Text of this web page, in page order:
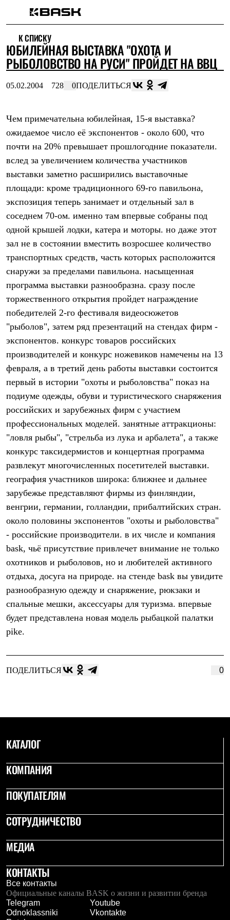
Интернет-магазин
Мужская одежда
Утепленная пухом
Куртки
Жилеты
Куртки
Штормовая одежда
Куртки
Софтшелл одежда
Куртки
Брюки
Флисовая одежда
Куртки
Брюки
Жилеты
Термобелье
Теплое термобелье
Легкое термобелье
Лёгкая одежда
Футболки
Рубашки
Толстовки
Брюки
Шорты
Женская одежда
Утепленная пухом
Брюки
Жилеты
Утепленная синтетикой
Куртки
Брюки
Штормовая одежда
Куртки
Софтшелл одежда
Куртки
Брюки
Лёгкая одежда
Рубашки
Футболки
Брюки
Термобелье
Среднее термобелье
Легкое термобелье
Флисовая одежда
Куртки
Брюки
Детская одежда
Утепленная пухом
Комбинезоны
Куртки
Брюки
Утепленная синтетикой
Комбинезоны
Брюки
Футболки
Брюки
Жилеты
Термобелье
Снаряжение
Палатки и тенты
Тенты
Аксессуары для палаток
Рюкзаки
Экспедиционные
Альпинистские
Городские
Аксессуары для рюкзаков
Спальные мешки
Пуховые
Комбинированные
К СПИСКУ
ЮБИЛЕЙНАЯ ВЫСТАВКА "ОХОТА И
РЫБОЛОВСТВО НА РУСИ" ПРОЙДЕТ НА ВВЦ
05.02.2004 728 0ПОДЕЛИТЬСЯ
Чем примечательна юбилейная, 15-я выставка?
ожидаемое число её экспонентов - около 600, что
почти на 20% превышает прошлогодние показатели.
вслед за увеличением количества участников
выставки заметно расширились выставочные
площади: кроме традиционного 69-го павильона,
экспозиция теперь занимает и отдельный зал в
соседнем 70-ом. именно там впервые собраны под
одной крышей лодки, катера и моторы. но даже этот
зал не в состоянии вместить возросшее количество
транспортных средств, часть которых расположится
снаружи за пределами павильона. насыщенная
программа выставки разнообразна. сразу после
торжественного открытия пройдет награждение
победителей 2-го фестиваля видеосюжетов
"рыболов", затем ряд презентаций на стендах фирм -
экспонентов. конкурс товаров российских
производителей и конкурс ножевиков намечены на 13
февраля, а в третий день работы выставки состоится
первый в истории "охоты и рыболовства" показ на
подиуме одежды, обуви и туристического снаряжения
российских и зарубежных фирм с участием
профессиональных моделей. занятные аттракционы:
"ловля рыбы", "стрельба из лука и арбалета", а также
конкурс таксидермистов и концертная программа
развлекут многочисленных посетителей выставки.
география участников широка: ближнее и дальнее
зарубежье представляют фирмы из финляндии,
венгрии, германии, голландии, прибалтийских стран.
около половины экспонентов "охоты и рыболовства"
- российские производители. в их числе и компания
bask, чьё присутствие привлечет внимание не только
охотников и рыболовов, но и любителей активного
отдыха, досуга на природе. на стенде bask вы увидите
разнообразную одежду и снаряжение, рюкзаки и
спальные мешки, аксессуары для туризма. впервые
будет представлена новая модель рыбацкой палатки
pike.
ПОДЕЛИТЬСЯ 0
КАТАЛОГ
КОМПАНИЯ
ПОКУПАТЕЛЯМ
СОТРУДНИЧЕСТВО
МЕДИА
КОНТАКТЫ
Все контакты
Официальные каналы BASK о жизни и развитии бренда
Telegram
Youtube
Odnoklassniki
Vkontakte